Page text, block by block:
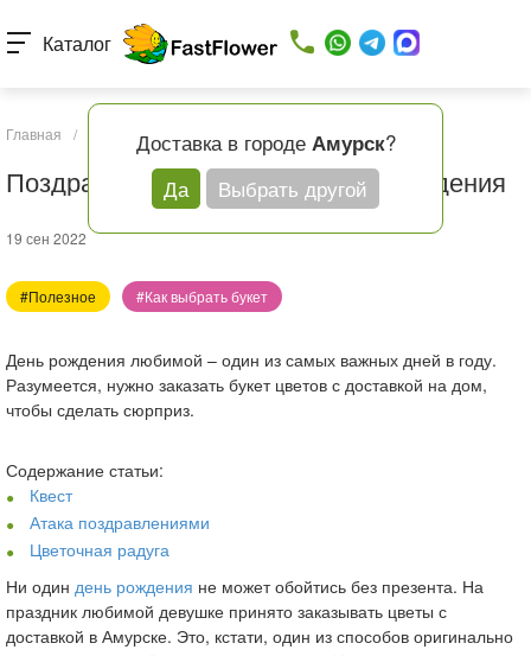
Доставка в городе Амурск?
Да
Выбрать другой
Каталог
Главная / Поздравление девушке с днем рождения
Поздравление девушке с днем рождения
19 сен 2022
#Полезное #Как выбрать букет
День рождения любимой – один из самых важных дней в году.
Разумеется, нужно заказать букет цветов с доставкой на дом,
чтобы сделать сюрприз.
Содержание статьи:
Квест
Атака поздравлениями
Цветочная радуга
Ни один день рождения не может обойтись без презента. На
праздник любимой девушке принято заказывать цветы с
доставкой в Амурске. Это, кстати, один из способов оригинально